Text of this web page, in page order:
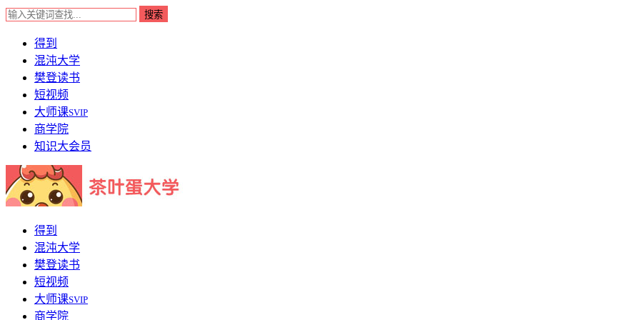
得到
混沌大学
樊登读书
短视频
大师课SVIP
商学院
知识大会员
得到
混沌大学
樊登读书
短视频
大师课SVIP
商学院